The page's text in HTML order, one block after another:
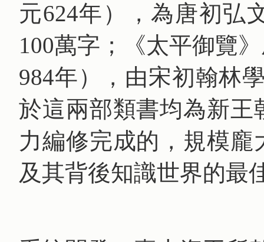
元624年），為唐初弘
100萬字；《太平御覽
984年），由宋初翰林
於這兩部類書均為新
力編修完成的，規模
及其背後知識世界的最